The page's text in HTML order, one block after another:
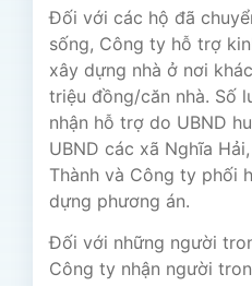
Đối với các hộ đã
sống, Công ty hỗ trợ
xây dựng nhà ở nơi
triệu đồng/căn nhà. Số
nhận hỗ trợ do UBND
UBND các xã Nghĩa
Thành và Công ty phối
dựng phương án.
Đối với những người
Công ty nhận người